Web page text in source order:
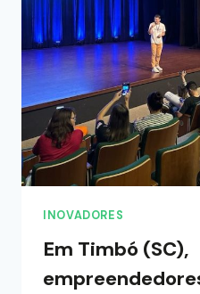
INOVADORES
Em Timbó (SC),